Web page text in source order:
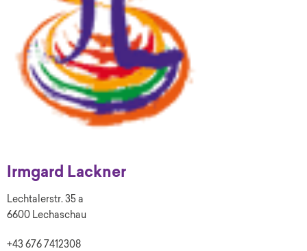
Irmgard Lackner
Lechtalerstr. 35 a
6600 Lechaschau
+43 676 7412308